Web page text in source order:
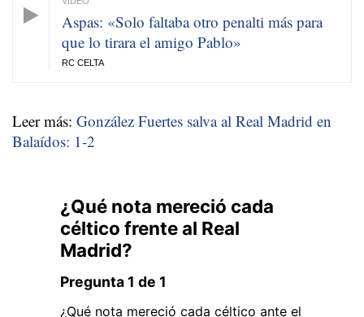
Aspas: «Solo faltaba otro penalti más para
que lo tirara el amigo Pablo»
RC CELTA
Leer más: González Fuertes salva al Real Madrid en
Balaídos: 1-2